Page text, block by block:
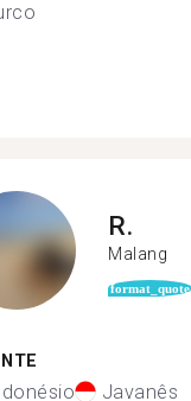
R.
Malang
format_quote
Javanês